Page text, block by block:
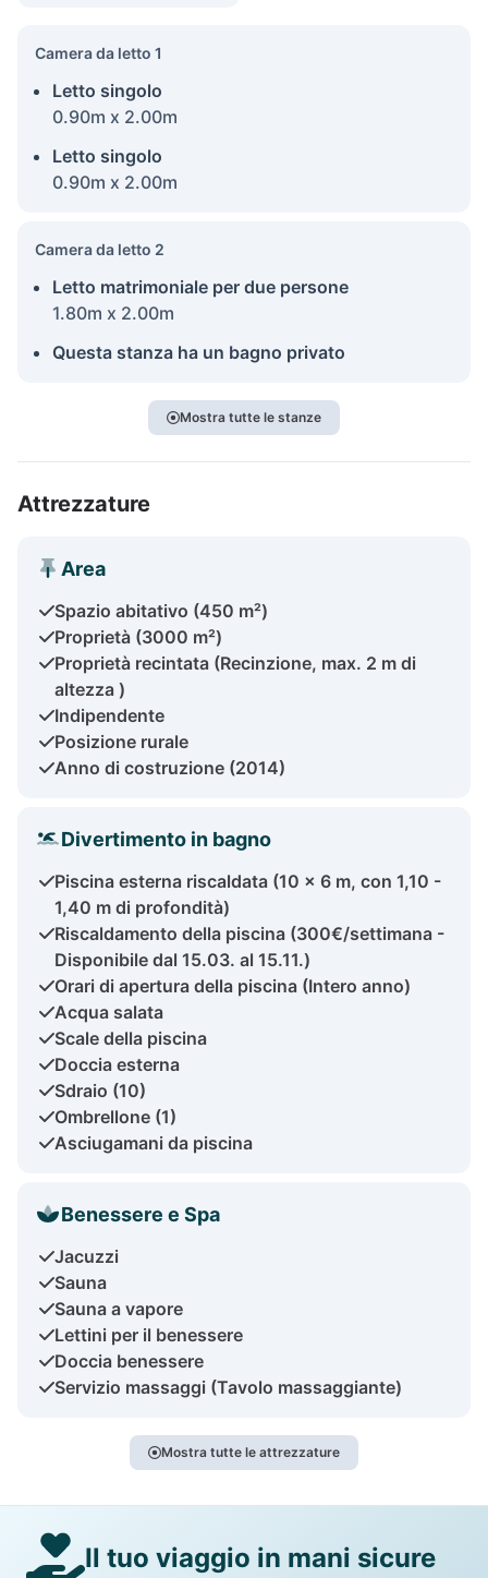
Camera da letto 1
Letto singolo
0.90m x 2.00m
Letto singolo
0.90m x 2.00m
Camera da letto 2
Letto matrimoniale per due persone
1.80m x 2.00m
Questa stanza ha un bagno privato
Mostra tutte le stanze
Attrezzature
Area
Spazio abitativo (450 m²)
Proprietà (3000 m²)
Proprietà recintata (Recinzione, max. 2 m di
altezza )
Indipendente
Posizione rurale
Anno di costruzione (2014)
Divertimento in bagno
Piscina esterna riscaldata (10 x 6 m, con 1,10 -
1,40 m di profondità)
Riscaldamento della piscina (300€/settimana -
Disponibile dal 15.03. al 15.11.)
Orari di apertura della piscina (Intero anno)
Acqua salata
Scale della piscina
Doccia esterna
Sdraio (10)
Ombrellone (1)
Asciugamani da piscina
Benessere e Spa
Jacuzzi
Sauna
Sauna a vapore
Lettini per il benessere
Doccia benessere
Servizio massaggi (Tavolo massaggiante)
Mostra tutte le attrezzature
Il tuo viaggio in mani sicure